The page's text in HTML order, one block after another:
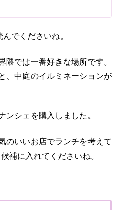
でくださいね。
隈では一番好きな場所です。
、中庭のイルミネーションが
ンシェを購入しました。
のいいお店でランチを考えて
補に入れてくださいね。